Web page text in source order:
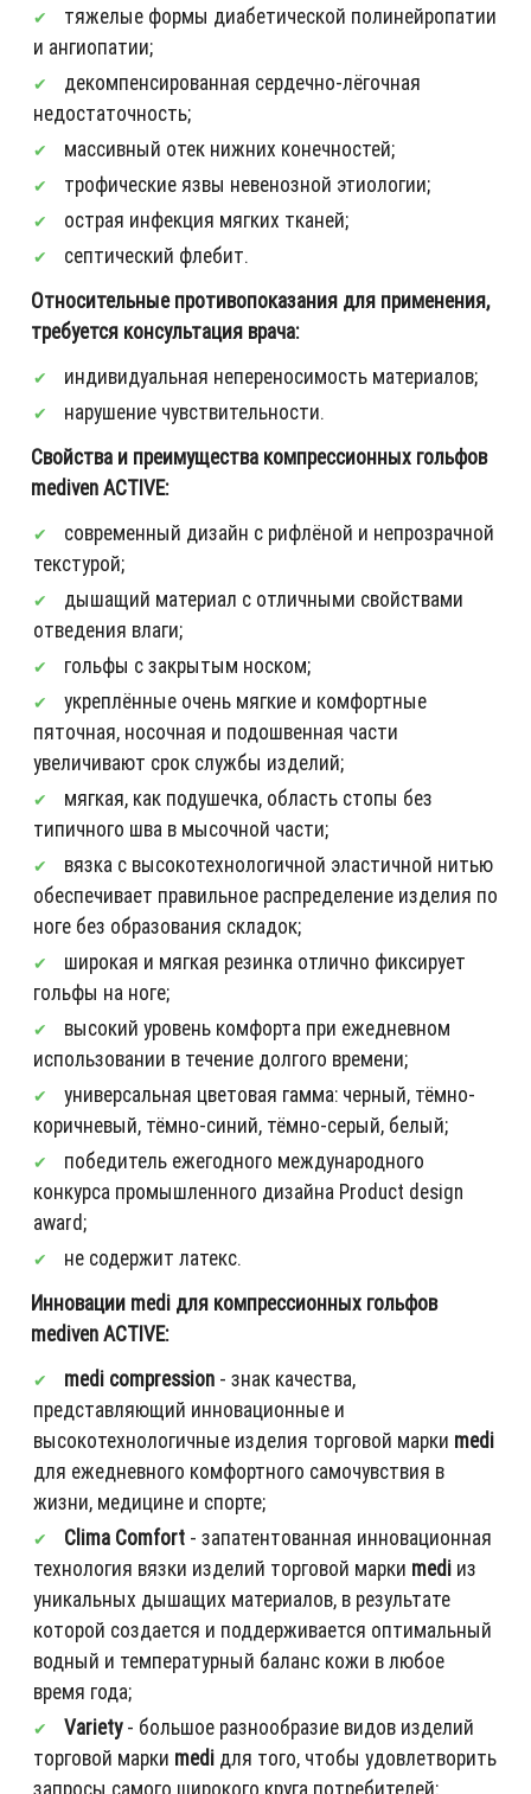
тяжелые формы диабетической полинейропатии
и ангиопатии;
декомпенсированная сердечно-лёгочная
недостаточность;
массивный отек нижних конечностей;
трофические язвы невенозной этиологии;
острая инфекция мягких тканей;
септический флебит.
Относительные противопоказания для применения,
требуется консультация врача:
индивидуальная непереносимость материалов;
нарушение чувствительности.
Свойства и преимущества компрессионных гольфов
mediven ACTIVE:
современный дизайн с рифлёной и непрозрачной
текстурой;
дышащий материал с отличными свойствами
отведения влаги;
гольфы с закрытым носком;
укреплённые очень мягкие и комфортные
пяточная, носочная и подошвенная части
увеличивают срок службы изделий;
мягкая, как подушечка, область стопы без
типичного шва в мысочной части;
вязка с высокотехнологичной эластичной нитью
обеспечивает правильное распределение изделия по
ноге без образования складок;
широкая и мягкая резинка отлично фиксирует
гольфы на ноге;
высокий уровень комфорта при ежедневном
использовании в течение долгого времени;
универсальная цветовая гамма: черный, тёмно-
коричневый, тёмно-синий, тёмно-серый, белый;
победитель ежегодного международного
конкурса промышленного дизайна Product design
award;
не содержит латекс.
Инновации medi для компрессионных гольфов
mediven ACTIVE:
medi compression - знак качества,
представляющий инновационные и
высокотехнологичные изделия торговой марки medi
для ежедневного комфортного самочувствия в
жизни, медицине и спорте;
Clima Comfort - запатентованная инновационная
технология вязки изделий торговой марки medi из
уникальных дышащих материалов, в результате
которой создается и поддерживается оптимальный
водный и температурный баланс кожи в любое
время года;
Variety- большое разнообразие видов изделий
торговой марки medi для того, чтобы удовлетворить
запросы самого широкого круга потребителей;